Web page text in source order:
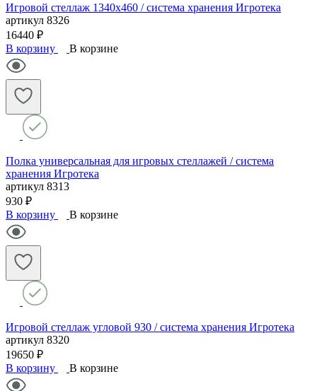
Игровой стеллаж 1340х460 / система хранения Игротека
артикул 8326
16440 ₽
В корзину
В корзине
Полка универсальная для игровых стеллажей / система
хранения Игротека
артикул 8313
930 ₽
В корзину
В корзине
Игровой стеллаж угловой 930 / система хранения Игротека
артикул 8320
19650 ₽
В корзину
В корзине